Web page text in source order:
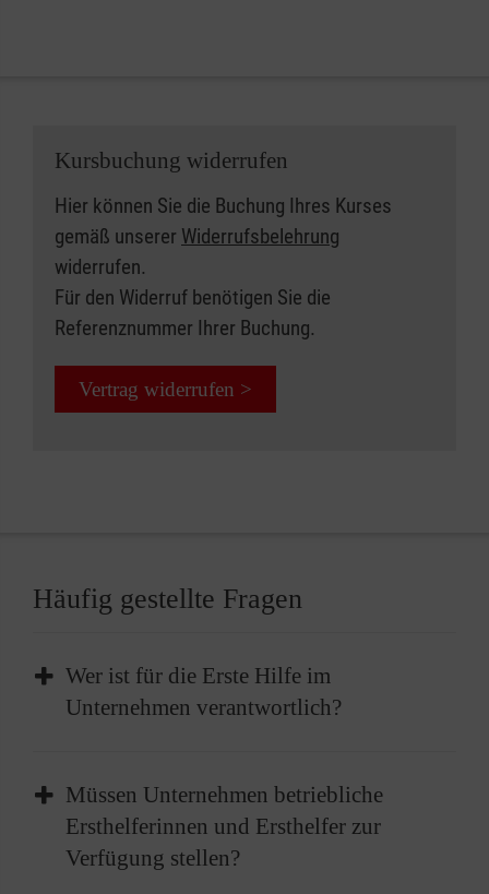
Kursbuchung widerrufen
Hier können Sie die Buchung Ihres Kurses
gemäß unserer Widerrufsbelehrung
widerrufen.
Für den Widerruf benötigen Sie die
Referenznummer Ihrer Buchung.
Vertrag widerrufen >
Häufig gestellte Fragen
Wer ist für die Erste Hilfe im
Unternehmen verantwortlich?
Im Unternehmen liegt die Verantwortung für
die Bereitstellung der Ersten Hilfe beim
Arbeitgeber. Dies beinhaltet die Einrichtung
geeigneter Strukturen sowie die Sicherstellung
Müssen Unternehmen betriebliche
Ersthelferinnen und Ersthelfer zur
Verfügung stellen?